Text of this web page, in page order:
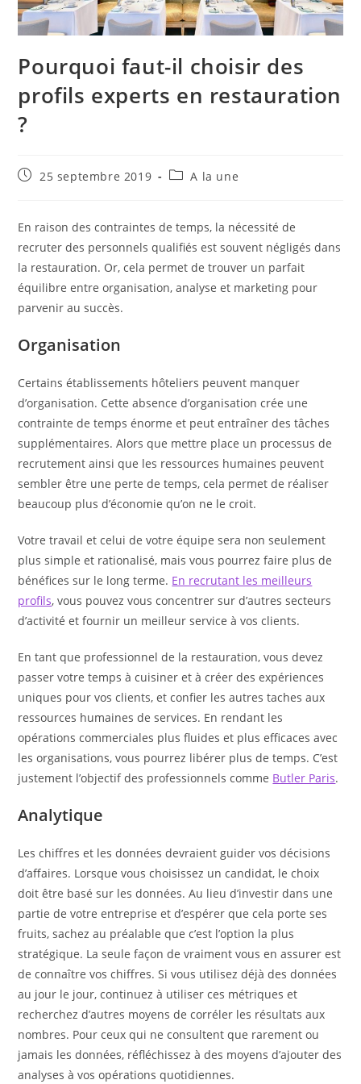
Pourquoi faut-il choisir des
profils experts en restauration
?
Publication
25 septembre 2019
PostA la une
En raison des contraintes de temps, la nécessité de
recruter des personnels qualifiés est souvent négligés dans
la restauration. Or, cela permet de trouver un parfait
équilibre entre organisation, analyse et marketing pour
parvenir au succès.
Organisation
Certains établissements hôteliers peuvent manquer
d’organisation. Cette absence d’organisation crée une
contrainte de temps énorme et peut entraîner des tâches
supplémentaires. Alors que mettre place un processus de
recrutement ainsi que les ressources humaines peuvent
sembler être une perte de temps, cela permet de réaliser
beaucoup plus d’économie qu’on ne le croit.
Votre travail et celui de votre équipe sera non seulement
plus simple et rationalisé, mais vous pourrez faire plus de
bénéfices sur le long terme. En recrutant les meilleurs
profils, vous pouvez vous concentrer sur d’autres secteurs
d’activité et fournir un meilleur service à vos clients.
En tant que professionnel de la restauration, vous devez
passer votre temps à cuisiner et à créer des expériences
uniques pour vos clients, et confier les autres taches aux
ressources humaines de services. En rendant les
opérations commerciales plus fluides et plus efficaces avec
les organisations, vous pourrez libérer plus de temps. C’est
justement l’objectif des professionnels comme Butler Paris.
Analytique
Les chiffres et les données devraient guider vos décisions
d’affaires. Lorsque vous choisissez un candidat, le choix
doit être basé sur les données. Au lieu d’investir dans une
partie de votre entreprise et d’espérer que cela porte ses
fruits, sachez au préalable que c’est l’option la plus
stratégique. La seule façon de vraiment vous en assurer est
de connaître vos chiffres. Si vous utilisez déjà des données
au jour le jour, continuez à utiliser ces métriques et
recherchez d’autres moyens de corréler les résultats aux
nombres. Pour ceux qui ne consultent que rarement ou
jamais les données, réfléchissez à des moyens d’ajouter des
analyses à vos opérations quotidiennes.